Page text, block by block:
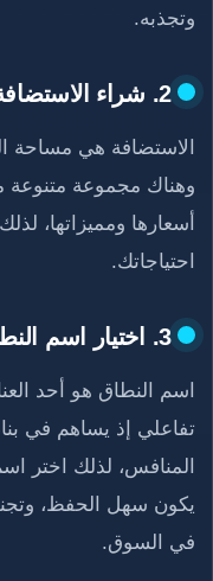
وتجذبه.
2. شراء الاستضافة
الاستضافة هي مساحة
وهناك مجموعة
أسعارها ومميزاتها،
احتياجاتك.
3. اختيار اسم النطاق
اسم النطاق هو أحد
تفاعلي إذ يساهم في
المنافس، لذلك اختر
يكون سهل الحفظ،
في السوق.